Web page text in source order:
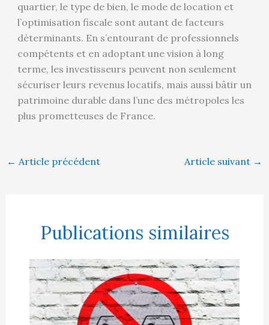
quartier, le type de bien, le mode de location et
l’optimisation fiscale sont autant de facteurs
déterminants. En s’entourant de professionnels
compétents et en adoptant une vision à long
terme, les investisseurs peuvent non seulement
sécuriser leurs revenus locatifs, mais aussi bâtir un
patrimoine durable dans l’une des métropoles les
plus prometteuses de France.
← Article précédent Article suivant →
Publications similaires